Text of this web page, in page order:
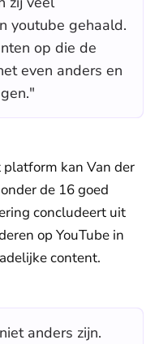
youtube gehaald.
op die de
even anders en
kan Van der
de 16 goed
concludeert uit
op YouTube in
content.
anders zijn.